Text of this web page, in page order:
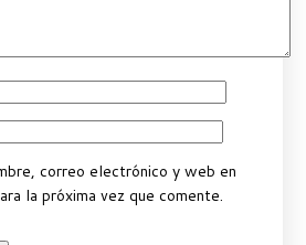
correo electrónico y web en
la próxima vez que comente.